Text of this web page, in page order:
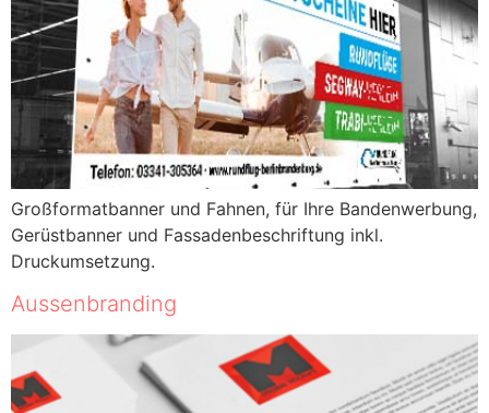
Großformatbanner und Fahnen, für Ihre Bandenwerbung,
Gerüstbanner und Fassadenbeschriftung inkl.
Druckumsetzung.
Aussenbranding